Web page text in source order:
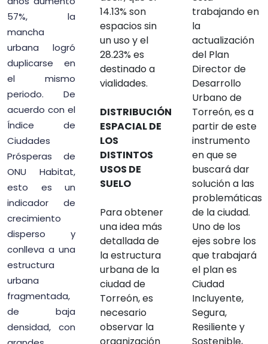
57%, la
mancha
urbana logró
duplicarse en
el mismo
periodo. De
acuerdo con el
Índice de
Ciudades
Prósperas de
ONU Habitat,
esto es un
indicador de
crecimiento
disperso y
conlleva a una
estructura
urbana
fragmentada,
de baja
densidad, con
14.13% son
espacios sin
un uso y el
28.23% es
destinado a
vialidades.
DISTRIBUCIÓN
ESPACIAL DE
LOS
DISTINTOS
USOS DE
SUELO
Para obtener
una idea más
detallada de
la estructura
urbana de la
ciudad de
Torreón, es
necesario
observar la
trabajando en
la
actualización
del Plan
Director de
Desarrollo
Urbano de
Torreón, es a
partir de este
instrumento
en que se
buscará dar
solución a las
problemáticas
de la ciudad.
Uno de los
ejes sobre los
que trabajará
el plan es
Ciudad
Incluyente,
Segura,
Resiliente y